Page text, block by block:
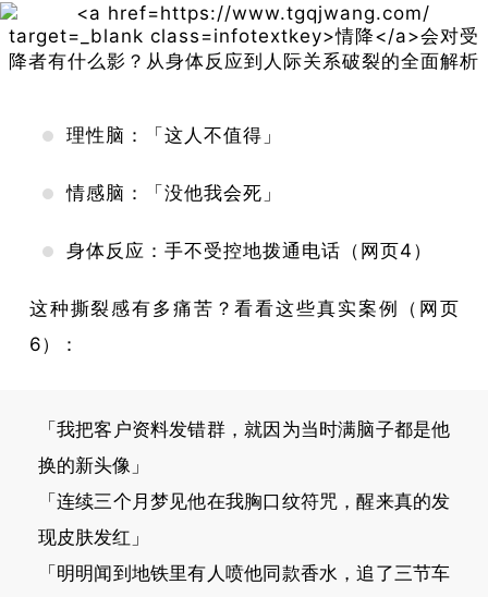
实录
理性脑：「这人不值得」
情感脑：「没他我会死」
身体反应：手不受控地拨通电话（网页4）
这种撕裂感有多痛苦？看看这些真实案例（网页
6）：
「我把客户资料发错群，就因为当时满脑子都是他
换的新头像」
「连续三个月梦见他在我胸口纹符咒，醒来真的发
现皮肤发红」
「明明闻到地铁里有人喷他同款香水，追了三节车